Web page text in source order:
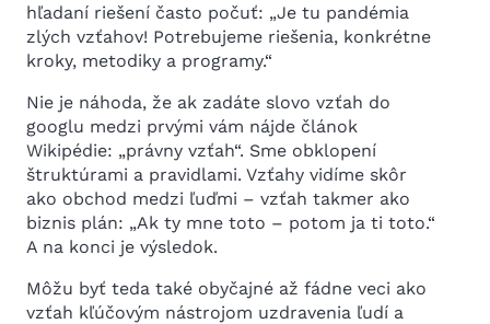
hľadaní riešení často počuť: „Je tu pandémia
zlých vzťahov! Potrebujeme riešenia, konkrétne
kroky, metodiky a programy.“
Nie je náhoda, že ak zadáte slovo vzťah do
googlu medzi prvými vám nájde článok
Wikipédie: „právny vzťah“. Sme obklopení
štruktúrami a pravidlami. Vzťahy vidíme skôr
ako obchod medzi ľuďmi – vzťah takmer ako
biznis plán: „Ak ty mne toto – potom ja ti toto.“
A na konci je výsledok.
Môžu byť teda také obyčajné až fádne veci ako
vzťah kľúčovým nástrojom uzdravenia ľudí a